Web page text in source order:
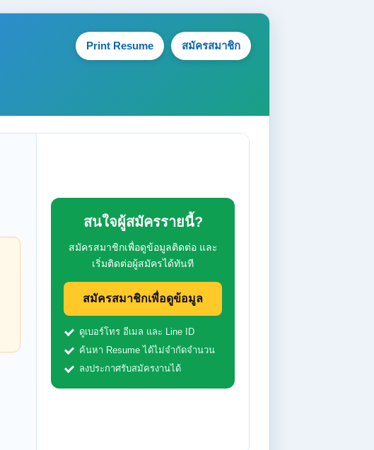
Print Resume สมัครสมาชิก
สนใจผู้สมัครรายนี้?
สมัครสมาชิกเพื่อดูข้อมูลติดต่อ และ
เริ่มติดต่อผู้สมัครได้ทันที
สมัครสมาชิกเพื่อดูข้อมูล
ดูเบอร์โทร อีเมล และ Line ID
ค้นหา Resume ได้ไม่จำกัดจำนวน
ลงประกาศรับสมัครงานได้